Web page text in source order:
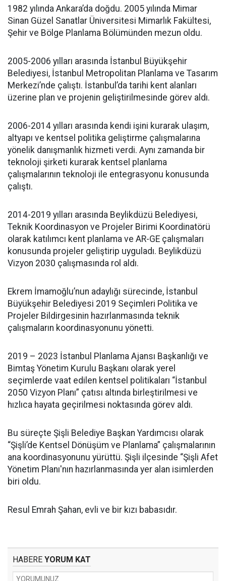
1982 yılında Ankara’da doğdu. 2005 yılında Mimar
Sinan Güzel Sanatlar Üniversitesi Mimarlık Fakültesi,
Şehir ve Bölge Planlama Bölümünden mezun oldu.
2005-2006 yılları arasında İstanbul Büyükşehir
Belediyesi, İstanbul Metropolitan Planlama ve Tasarım
Merkezi’nde çalıştı. İstanbul’da tarihi kent alanları
üzerine plan ve projenin geliştirilmesinde görev aldı.
2006-2014 yılları arasında kendi işini kurarak ulaşım,
altyapı ve kentsel politika geliştirme çalışmalarına
yönelik danışmanlık hizmeti verdi. Aynı zamanda bir
teknoloji şirketi kurarak kentsel planlama
çalışmalarının teknoloji ile entegrasyonu konusunda
çalıştı.
2014-2019 yılları arasında Beylikdüzü Belediyesi,
Teknik Koordinasyon ve Projeler Birimi Koordinatörü
olarak katılımcı kent planlama ve AR-GE çalışmaları
konusunda projeler geliştirip uyguladı. Beylikdüzü
Vizyon 2030 çalışmasında rol aldı.
Ekrem İmamoğlu’nun adaylığı sürecinde, İstanbul
Büyükşehir Belediyesi 2019 Seçimleri Politika ve
Projeler Bildirgesinin hazırlanmasında teknik
çalışmaların koordinasyonunu yönetti.
2019 – 2023 İstanbul Planlama Ajansı Başkanlığı ve
Bimtaş Yönetim Kurulu Başkanı olarak yerel
seçimlerde vaat edilen kentsel politikaları “İstanbul
2050 Vizyon Planı” çatısı altında birleştirilmesi ve
hızlıca hayata geçirilmesi noktasında görev aldı.
Bu süreçte Şişli Belediye Başkan Yardımcısı olarak
“Şişli’de Kentsel Dönüşüm ve Planlama” çalışmalarının
ana koordinasyonunu yürüttü. Şişli ilçesinde “Şişli Afet
Yönetim Planı'nın hazırlanmasında yer alan isimlerden
biri oldu.
Resul Emrah Şahan, evli ve bir kızı babasıdır.
HABERE YORUM KAT